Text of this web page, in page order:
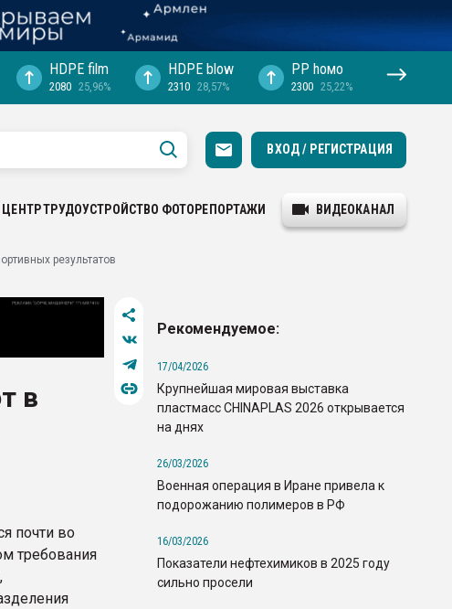
HDPE film
2080 25,96%
HDPE blow
2310 28,57%
PP hомо
2300 25,22%
ВХОД / РЕГИСТРАЦИЯ
ТРУДОУСТРОЙСТВО ФОТОРЕПОРТАЖИ ВИДЕОКАНАЛ
результатов
в
почти во
требования
Рекомендуемое:
17/04/2026
Крупнейшая мировая выставка
пластмасс CHINAPLAS 2026 открывается
на днях
26/03/2026
Военная операция в Иране привела к
подорожанию полимеров в РФ
16/03/2026
Показатели нефтехимиков в 2025 году
сильно просели